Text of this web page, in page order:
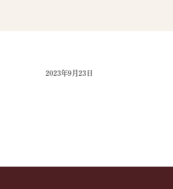
2023年9月23日